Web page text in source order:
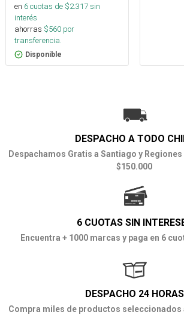
en 6cuotas de $2.317sin
interés
ahorras $560 por
transferencia.
Disponible
DESPACHO A TODO
Despachamos Gratis a Santiago y
$150.000
6 CUOTAS SIN
Encuentra + 1000 marcas y paga en 6
DESPACHO 24 HORAS
Compra miles de productos seleccionados